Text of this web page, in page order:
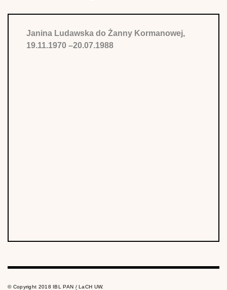
Janina Ludawska do Żanny Kormanowej,
19.11.1970 –20.07.1988
© Copyright 2018 IBL PAN / LaCH UW.